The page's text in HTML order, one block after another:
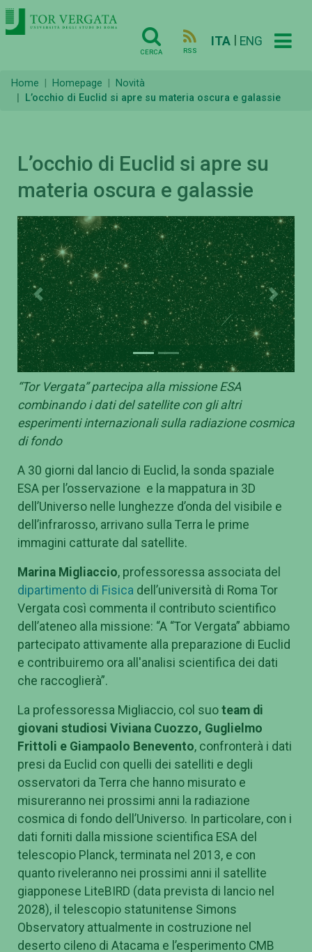
CERCA RSS
ITA ENG
Home Homepage
Novità
L’occhio di Euclid si apre su materia oscura e galassie
L’occhio di Euclid si apre su
materia oscura e galassie
Previous Next
“Tor Vergata” partecipa alla missione ESA
combinando i dati del satellite con gli altri
esperimenti internazionali sulla radiazione cosmica
di fondo
A 30 giorni dal lancio di Euclid, la sonda spaziale
ESA per l’osservazione e la mappatura in 3D
dell’Universo nelle lunghezze d’onda del visibile e
dell’infrarosso, arrivano sulla Terra le prime
immagini catturate dal satellite.
Marina Migliaccio, professoressa associata del
dipartimento di Fisica dell’università di Roma Tor
Vergata così commenta il contributo scientifico
dell’ateneo alla missione: “A “Tor Vergata” abbiamo
partecipato attivamente alla preparazione di Euclid
e contribuiremo ora all'analisi scientifica dei dati
che raccoglierà”.
La professoressa Migliaccio, col suo team di
giovani studiosi Viviana Cuozzo, Guglielmo
Frittoli e Giampaolo Benevento, confronterà i dati
presi da Euclid con quelli dei satelliti e degli
osservatori da Terra che hanno misurato e
misureranno nei prossimi anni la radiazione
cosmica di fondo dell’Universo. In particolare, con i
dati forniti dalla missione scientifica ESA del
telescopio Planck, terminata nel 2013, e con
quanto riveleranno nei prossimi anni il satellite
giapponese LiteBIRD (data prevista di lancio nel
2028), il telescopio statunitense Simons
Observatory attualmente in costruzione nel
deserto cileno di Atacama e l’esperimento CMB